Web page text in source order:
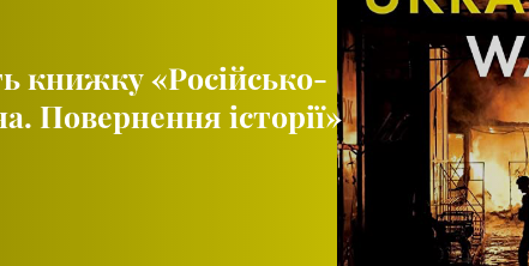
книжку «Російсько-
Повернення історії»